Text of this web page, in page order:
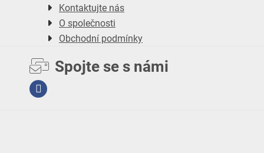
Kontaktujte nás
O společnosti
Obchodní podmínky
Spojte se s námi